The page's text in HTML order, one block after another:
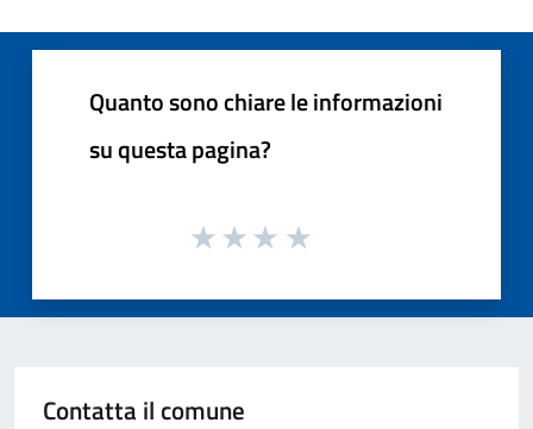
Quanto sono chiare le informazioni
su questa pagina?
Contatta il comune